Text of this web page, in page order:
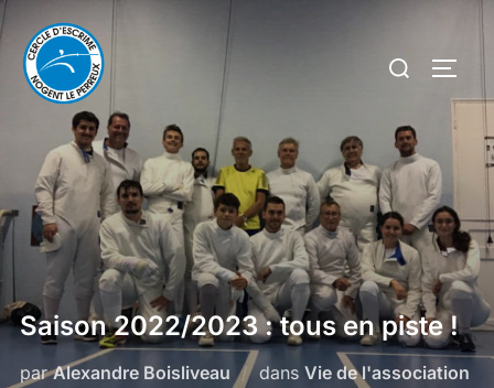
Aller
au
contenu
Rechercher :
Saison 2022/2023 : tous en piste !
parAlexandre Boisliveau dans Vie de l'association